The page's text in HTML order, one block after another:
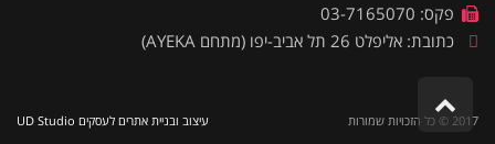
פקס: 03-7165070
כתובת: אליפלט 26 תל אביב-יפו (מתחם AYEKA)
2017 © כל הזכויות שמורות עיצוב ובניית אתרים לעסקים UD Studio